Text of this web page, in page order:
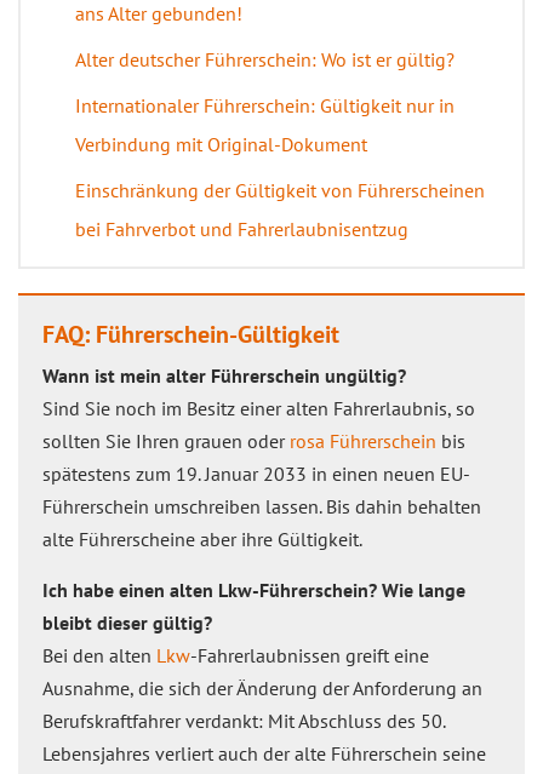
ans Alter gebunden!
Alter deutscher Führerschein: Wo ist er gültig?
Internationaler Führerschein: Gültigkeit nur in
Verbindung mit Original-Dokument
Einschränkung der Gültigkeit von Führerscheinen
bei Fahrverbot und Fahrerlaubnisentzug
FAQ: Führerschein-Gültigkeit
Wann ist mein alter Führerschein ungültig?
Sind Sie noch im Besitz einer alten Fahrerlaubnis, so
sollten Sie Ihren grauen oder rosa Führerschein bis
spätestens zum 19. Januar 2033 in einen neuen EU-
Führerschein umschreiben lassen. Bis dahin behalten
alte Führerscheine aber ihre Gültigkeit.
Ich habe einen alten Lkw-Führerschein? Wie lange
bleibt dieser gültig?
Bei den alten Lkw-Fahrerlaubnissen greift eine
Ausnahme, die sich der Änderung der Anforderung an
Berufskraftfahrer verdankt: Mit Abschluss des 50.
Lebensjahres verliert auch der alte Führerschein seine